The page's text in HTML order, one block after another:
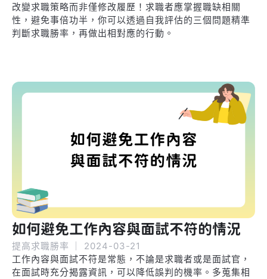
改變求職策略而非僅修改履歷！求職者應掌握職缺相關
性，避免事倍功半，你可以透過自我評估的三個問題精準
判斷求職勝率，再做出相對應的行動。
如何避免工作內容與面試不符的情況
提高求職勝率
2024-03-21
工作內容與面試不符是常態，不論是求職者或是面試官，
在面試時充分揭露資訊，可以降低誤判的機率。多蒐集相